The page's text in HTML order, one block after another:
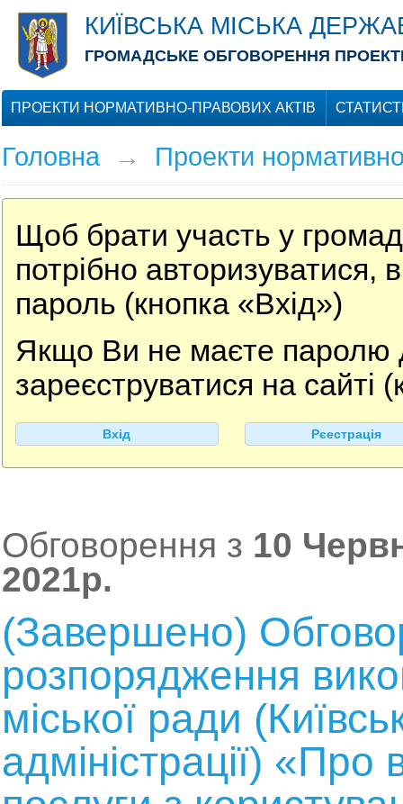
КИЇВСЬКА МІСЬКА
ГРОМАДСЬКЕ ОБГОВОРЕННЯ
ПРОЕКТИ НОРМАТИВНО-ПРАВОВИХ АКТІВ
Головна→ Проекти
Щоб брати участь у
потрібно авторизуватися,
пароль (кнопка «Вхід»)
Якщо Ви не маєте паролю
зареєструватися на сайті
Вхід Рєестрація
Обговорення з 10
2021р.
(Завершено)
розпорядження
міської ради
адміністрації)